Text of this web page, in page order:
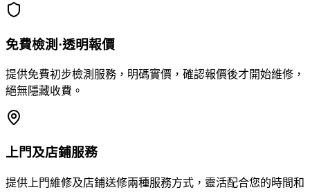
免費檢測·透明報價
提供免費初步檢測服務，明碼實價，確認報價後才開始維修，
絕無隱藏收費。
上門及店鋪服務
提供上門維修及店鋪送修兩種服務方式，靈活配合您的時間和